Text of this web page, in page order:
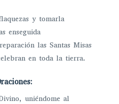
y tomarla
enseguida
las Santas Misas
en toda la tierra.
uniéndome al